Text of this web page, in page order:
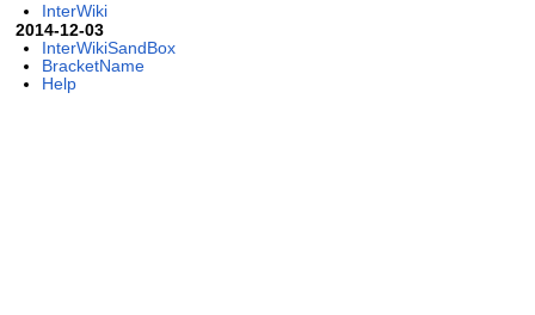
InterWiki
2014-12-03
InterWikiSandBox
BracketName
Help